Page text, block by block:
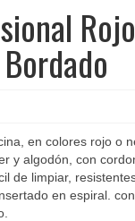
en colores rojo o
y algodón, con
de limpiar,
en espiral.